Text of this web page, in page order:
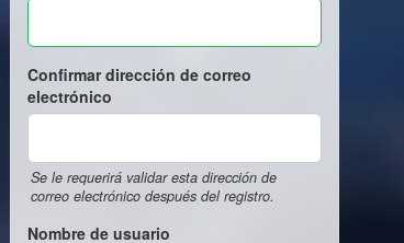
Confirmar dirección de correo
electrónico
Se le requerirá validar esta dirección de
correo electrónico después del registro.
Nombre de usuario